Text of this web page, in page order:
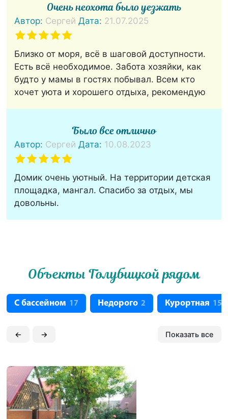
Очень неохота было уезжать
Автор: Сергей Дата: 21.07.2025
Близко от моря, всё в шаговой доступности.
Есть всё необходимое. Забота хозяйки, как
будто у мамы в гостях побывал. Всем кто
хочет уюта и хорошего отдыха, рекомендую
Было все отлично
Автор: Сергей Дата: 10.08.2023
Домик очень уютный. На территории детская
площадка, мангал. Спасибо за отдых, мы
довольны.
Объекты Голубицкой рядом
С бассейном 17 Недорого 2 Курортная 15
← → Показать все